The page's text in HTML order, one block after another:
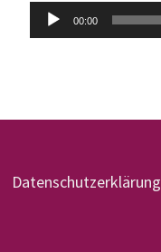
Audio-
Player
00:00
Datenschutzerklärung